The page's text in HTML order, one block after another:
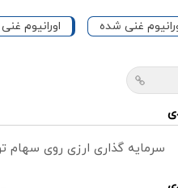
غنی شده اورانیوم
سرمایه گذاری ارزی روی سهام